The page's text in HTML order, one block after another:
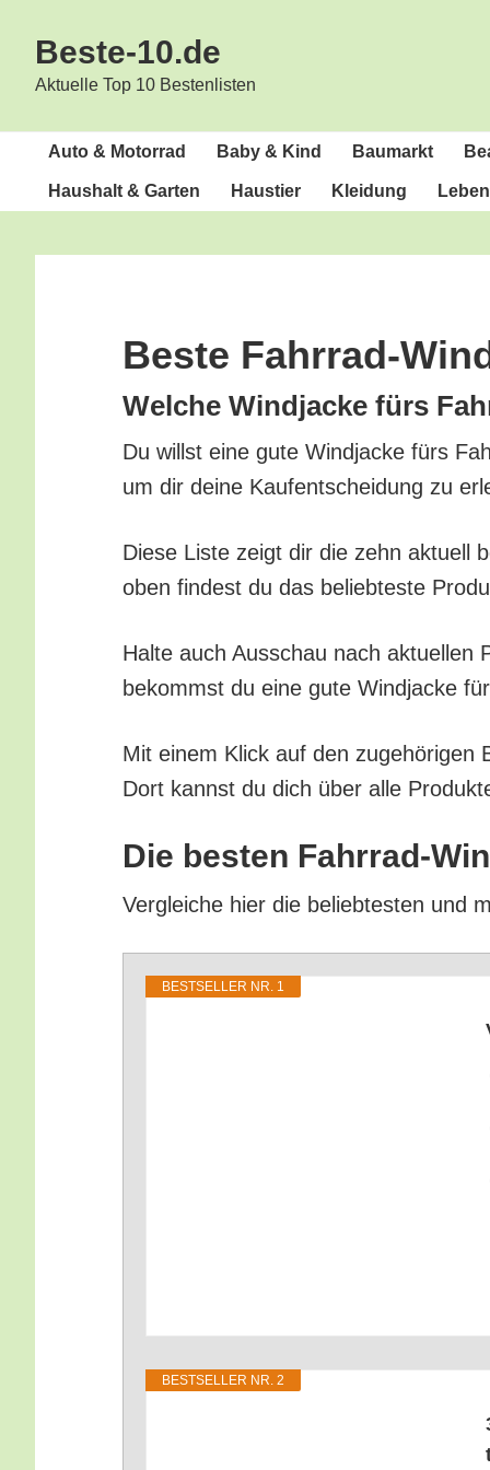
Hauptnavigation
springen
Inhalt
springen
Beste-10.de
Aktuelle Top 10 Bestenlisten
Auto & Motorrad Baby & Kind Bau­markt
Haus­halt & Garten Haus­tier Klei­dung
Bes­te Fahrrad-
Wel­che Wind­ja­cke fürs
Du willst eine gute Wind­ja­cke fürs
um dir dei­ne Kauf­ent­schei­dung zu
Die­se Lis­te zeigt dir die zehn aktu­ell
oben fin­dest du das belieb­tes­te
Hal­te auch Aus­schau nach aktu­el­len
bekommst du eine gute Wind­ja­cke
Mit einem Klick auf den zuge­hö­ri­gen
Dort kannst du dich über alle
Die bes­ten Fahr­rad-
Ver­glei­che hier die belieb­tes­ten und
BEST­SEL­LER NR. 1
BEST­SEL­LER NR. 2